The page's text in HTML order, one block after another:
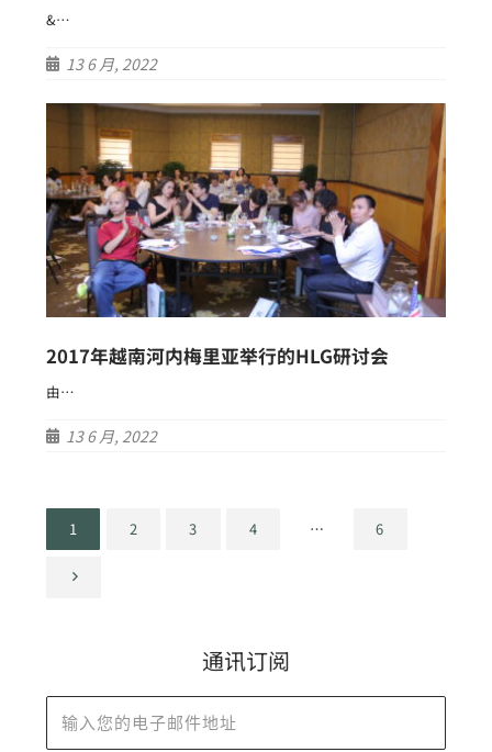
&…
13 6 月, 2022
2017年越南河内梅里亚举行的HLG研讨会
由…
13 6 月, 2022
1 2 3 4 … 6
通讯订阅